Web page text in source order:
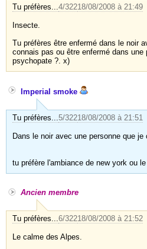
Tu préfères...4/32218/08/2008 à 21:49
Insecte.
Tu préfères être enfermé dans le noir
connais pas ou être enfermé dans
psychopate ?. x)
Imperial smoke
Tu préfères...5/32218/08/2008 à 21:51
Dans le noir avec une personne que je
tu préfère l'ambiance de new york ou
Ancien membre
Tu préfères...6/32218/08/2008 à 21:52
Le calme des Alpes.